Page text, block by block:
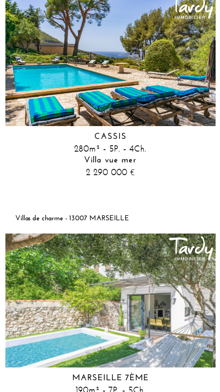
CASSIS
280m² - 5P. - 4Ch.
Villa vue mer
2 290 000 €
Villas de charme - 13007 MARSEILLE
MARSEILLE 7ÈME